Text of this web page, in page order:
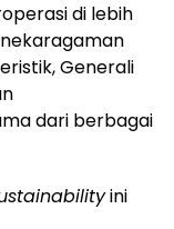
di lebih
Generali
dari berbagai
ini